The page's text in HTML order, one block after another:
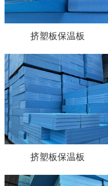
挤塑板保温板
挤塑板保温板